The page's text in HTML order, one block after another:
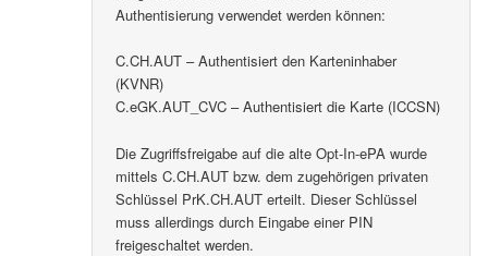
Authentisierung verwendet werden können:
C.CH.AUT – Authentisiert den Karteninhaber
(KVNR)
C.eGK.AUT_CVC – Authentisiert die Karte (ICCSN)
Die Zugriffsfreigabe auf die alte Opt-In-ePA wurde
mittels C.CH.AUT bzw. dem zugehörigen privaten
Schlüssel PrK.CH.AUT erteilt. Dieser Schlüssel
muss allerdings durch Eingabe einer PIN
freigeschaltet werden.